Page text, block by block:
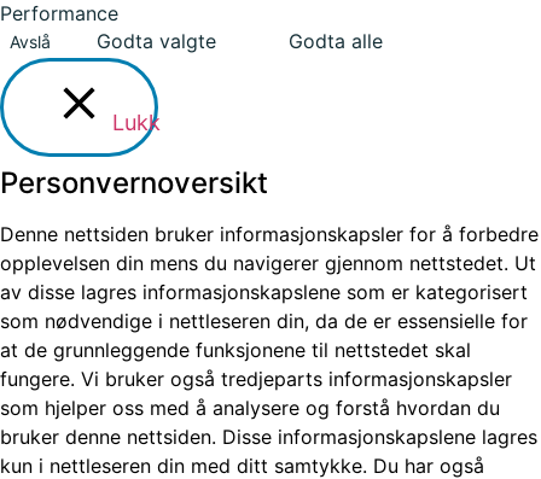
Performance
Avslå Godta valgte Godta alle
Lukk
Personvernoversikt
Denne nettsiden bruker informasjonskapsler for å forbedre
opplevelsen din mens du navigerer gjennom nettstedet. Ut
av disse lagres informasjonskapslene som er kategorisert
som nødvendige i nettleseren din, da de er essensielle for
at de grunnleggende funksjonene til nettstedet skal
fungere. Vi bruker også tredjeparts informasjonskapsler
som hjelper oss med å analysere og forstå hvordan du
bruker denne nettsiden. Disse informasjonskapslene lagres
kun i nettleseren din med ditt samtykke. Du har også